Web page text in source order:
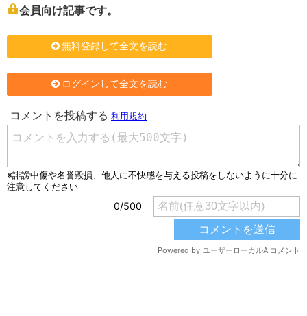
会員向け記事です。
無料登録して全文を読む
ログインして全文を読む